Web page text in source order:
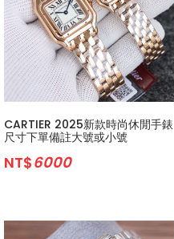
CARTIER 2025新款時尚休閒手錶
尺寸下單備註大號或小號
NT$6000